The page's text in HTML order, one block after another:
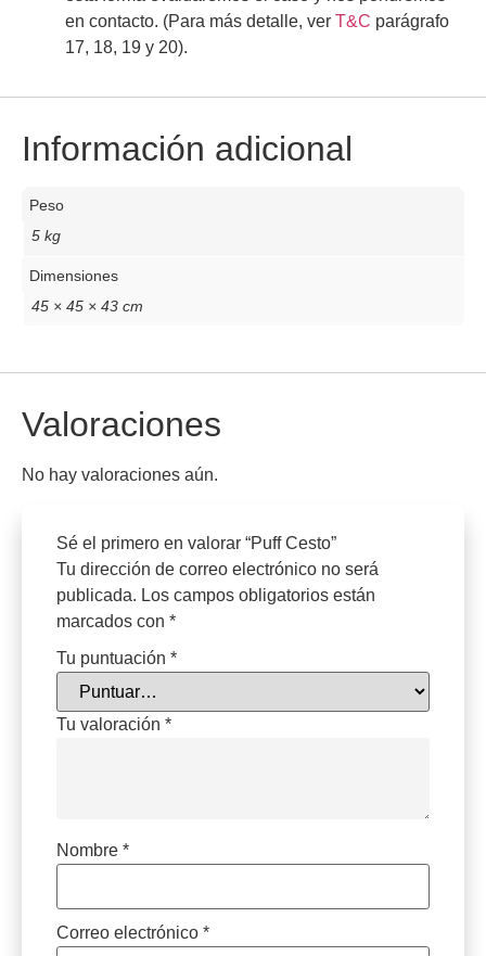
en contacto. (Para más detalle, ver T&C parágrafo
17, 18, 19 y 20).
Información adicional
Peso
5 kg
Dimensiones
45 × 45 × 43 cm
Valoraciones
No hay valoraciones aún.
Sé el primero en valorar “Puff Cesto”
Tu dirección de correo electrónico no será
publicada. Los campos obligatorios están
marcados con *
Tu puntuación *
Tu valoración *
Nombre *
Correo electrónico *